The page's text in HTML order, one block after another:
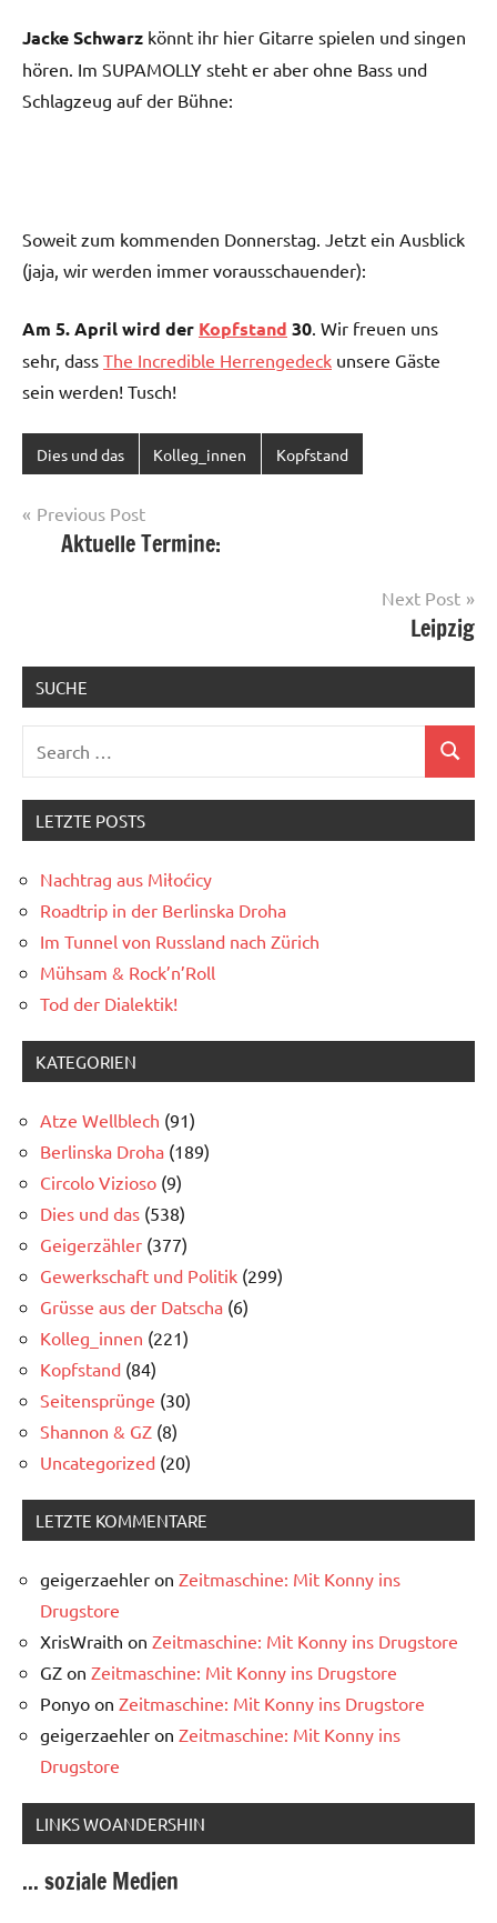
Jacke Schwarz könnt ihr hier Gitarre spielen und singen
hören. Im SUPAMOLLY steht er aber ohne Bass und
Schlagzeug auf der Bühne:
Soweit zum kommenden Donnerstag. Jetzt ein Ausblick
(jaja, wir werden immer vorausschauender):
Am 5. April wird der Kopfstand 30. Wir freuen uns
sehr, dass The Incredible Herrengedeck unsere Gäste
sein werden! Tusch!
Dies und das Kolleg_innen Kopfstand
Post
navigation
Previous Post
Aktuelle Termine:
Next Post
Leipzig
SUCHE
Search
LETZTE POSTS
Nachtrag aus Miłoćicy
Roadtrip in der Berlinska Droha
Im Tunnel von Russland nach Zürich
Mühsam & Rock’n’Roll
Tod der Dialektik!
KATEGORIEN
Atze Wellblech (91)
Berlinska Droha (189)
Circolo Vizioso (9)
Dies und das (538)
Geigerzähler (377)
Gewerkschaft und Politik (299)
Grüsse aus der Datscha (6)
Kolleg_innen (221)
Kopfstand (84)
Seitensprünge (30)
Shannon & GZ (8)
Uncategorized (20)
LETZTE KOMMENTARE
geigerzaehler on Zeitmaschine: Mit Konny ins
Drugstore
XrisWraith on Zeitmaschine: Mit Konny ins Drugstore
GZ on Zeitmaschine: Mit Konny ins Drugstore
Ponyo on Zeitmaschine: Mit Konny ins Drugstore
geigerzaehler on Zeitmaschine: Mit Konny ins
Drugstore
LINKS WOANDERSHIN
... soziale Medien